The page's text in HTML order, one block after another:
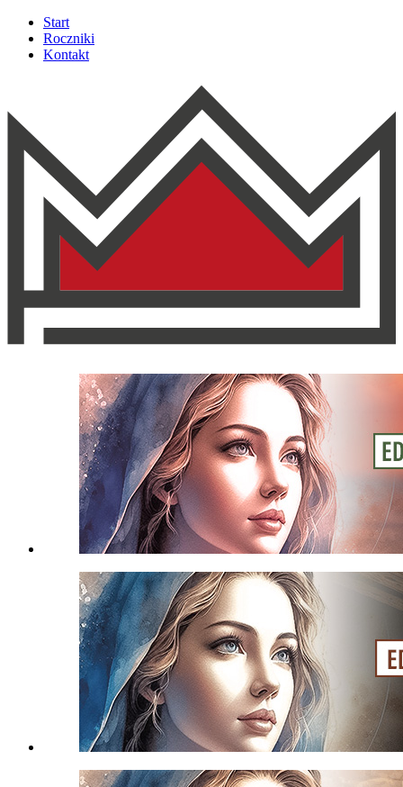
Start
Roczniki
Kontakt